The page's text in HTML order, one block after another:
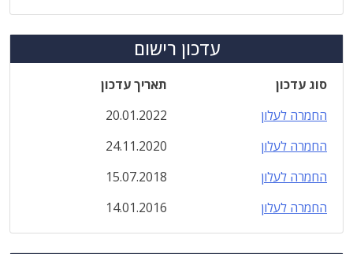
עדכון רישום
סוג עדכון
תאריך עדכון
החמרה לעלון
20.01.2022
החמרה לעלון
24.11.2020
החמרה לעלון
15.07.2018
החמרה לעלון
14.01.2016